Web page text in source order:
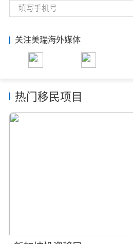
关注美瑞海外媒体
热门移民项目